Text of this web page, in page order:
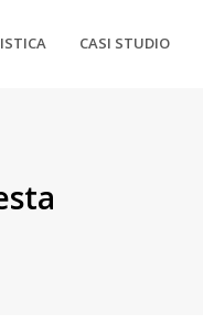
CASI STUDIO